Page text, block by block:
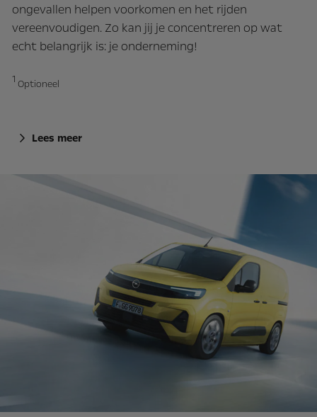
ongevallen helpen voorkomen en het rijden
vereenvoudigen. Zo kan jij je concentreren op wat
echt belangrijk is: je onderneming!
1 Optioneel
Lees meer